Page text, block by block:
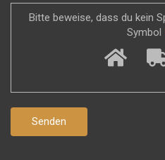
Bitte beweise, dass du kein
Symbol